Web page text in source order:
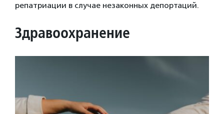
репатриации в случае незаконных депортаций.
Здравоохранение